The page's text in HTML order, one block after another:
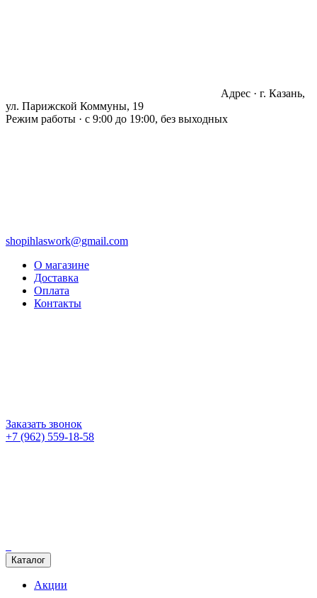
Адрес · г. Казань,
ул. Парижской Коммуны, 19
Режим работы · с 9:00 до 19:00, без выходных
shopihlaswork@gmail.com
О магазине
Доставка
Оплата
Контакты
Заказать звонок
+7 (962) 559-18-58
Каталог
Акции